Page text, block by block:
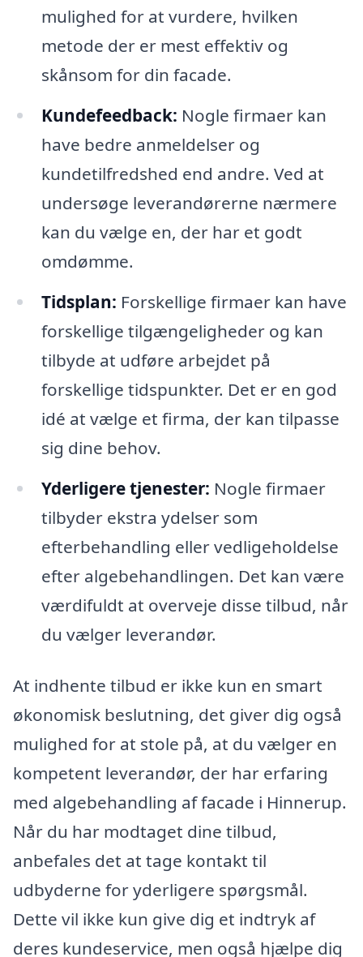
mulighed for at vurdere, hvilken
metode der er mest effektiv og
skånsom for din facade.
Kundefeedback: Nogle firmaer kan
have bedre anmeldelser og
kundetilfredshed end andre. Ved at
undersøge leverandørerne nærmere
kan du vælge en, der har et godt
omdømme.
Tidsplan: Forskellige firmaer kan have
forskellige tilgængeligheder og kan
tilbyde at udføre arbejdet på
forskellige tidspunkter. Det er en god
idé at vælge et firma, der kan tilpasse
sig dine behov.
Yderligere tjenester: Nogle firmaer
tilbyder ekstra ydelser som
efterbehandling eller vedligeholdelse
efter algebehandlingen. Det kan være
værdifuldt at overveje disse tilbud, når
du vælger leverandør.
At indhente tilbud er ikke kun en smart
økonomisk beslutning, det giver dig også
mulighed for at stole på, at du vælger en
kompetent leverandør, der har erfaring
med algebehandling af facade i Hinnerup.
Når du har modtaget dine tilbud,
anbefales det at tage kontakt til
udbyderne for yderligere spørgsmål.
Dette vil ikke kun give dig et indtryk af
deres kundeservice, men også hjælpe dig